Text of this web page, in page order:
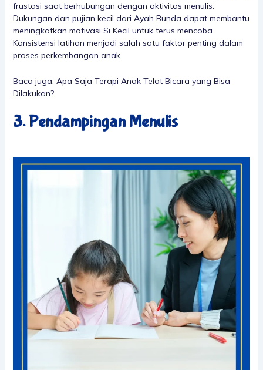
frustasi saat berhubungan dengan aktivitas menulis.
Dukungan dan pujian kecil dari Ayah Bunda dapat membantu
meningkatkan motivasi Si Kecil untuk terus mencoba.
Konsistensi latihan menjadi salah satu faktor penting dalam
proses perkembangan anak.
Baca juga: Apa Saja Terapi Anak Telat Bicara yang Bisa
Dilakukan?
3. Pendampingan Menulis